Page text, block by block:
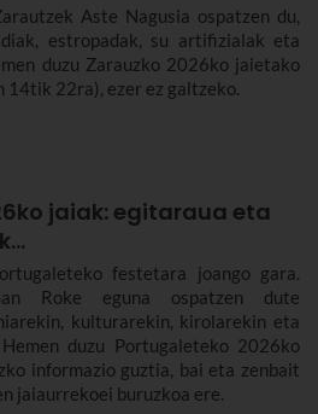
Aste Nagusia ospatzen du,
estropadak, su artifizialak eta
duzu Zarauzko 2026ko jaietako
14tik 22ra), ezer ez galtzeko.
jaiak: egitaraua eta
festetara joango gara.
Roke eguna ospatzen dute
kulturarekin, kirolarekin eta
duzu Portugaleteko 2026ko
informazio guztia, bai eta zenbait
jaiaurrekoei buruzkoa ere.